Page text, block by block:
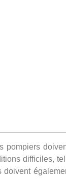
difficiles,